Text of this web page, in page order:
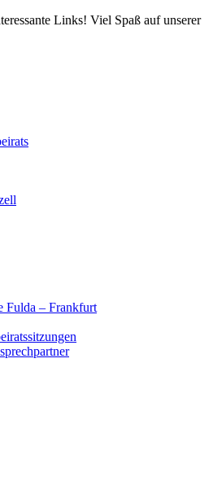
Links! Viel Spaß auf unserer
Fulda – Frankfurt